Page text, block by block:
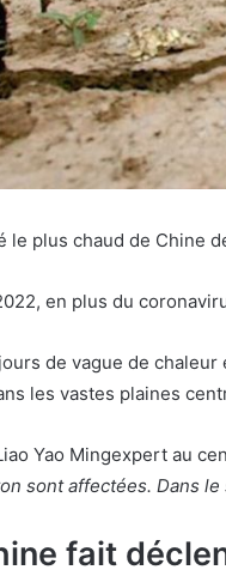
le plus chaud de
en plus du
de vague de
les vastes plaines
Yao Mingexpert au
sont affectées. Dans
fait